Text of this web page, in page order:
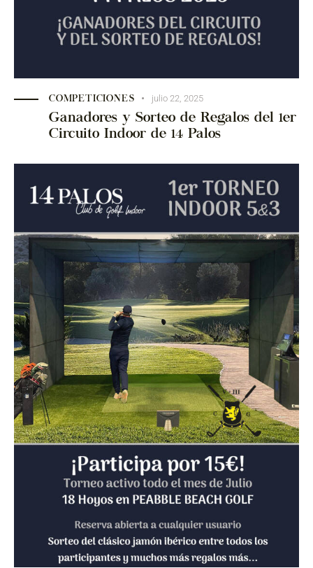
COMPETICIONES julio 22, 2025
Ganadores y Sorteo de Regalos del 1er
Circuito Indoor de 14 Palos